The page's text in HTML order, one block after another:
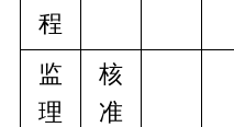
程
监
理
核
准